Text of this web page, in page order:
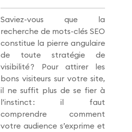
Saviez-vous que la
recherche de mots-clés SEO
constitue la pierre angulaire
de toute stratégie de
visibilité ? Pour attirer les
bons visiteurs sur votre site,
il ne suffit plus de se fier à
l’instinct : il faut
comprendre comment
votre audience s’exprime et